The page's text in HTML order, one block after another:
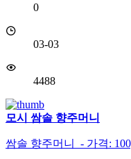
0
03-03
4488
모시 쌈솔 향주머니
쌈솔 향주머니 - 가격: